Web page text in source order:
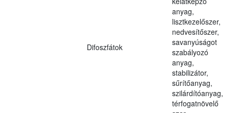
Difoszfátok
anyag,
lisztkezelőszer,
nedvesítőszer,
savanyúságot
szabályozó
anyag,
stabilizátor,
sűrítőanyag,
szilárdítóanyag,
térfogatnövelő